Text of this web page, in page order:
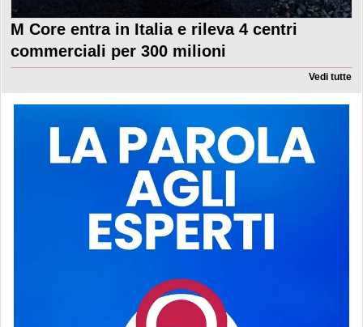
M Core entra in Italia e rileva 4 centri
commerciali per 300 milioni
Vedi tutte